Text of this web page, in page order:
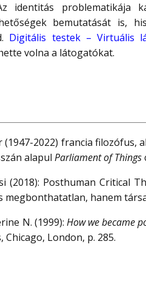
identitás problematikája
bemutatását is,
Digitális testek – Virtuális
volna a látogatókat.
2022) francia filozófus,
alapul Parliament of Things
(2018): Posthuman Critical
megbonthatatlan, hanem
N. (1999): How we became
Chicago, London, p. 285.